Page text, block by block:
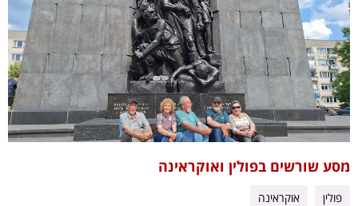
מסע שורשים בפולין ואוקראינה
פולין אוקראינה